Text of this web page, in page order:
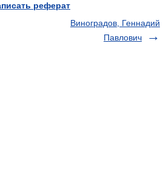
реферат
Виноградов, Геннадий
Павлович